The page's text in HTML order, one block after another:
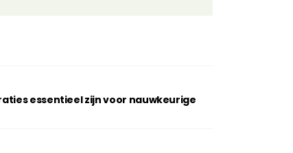
essentieel zijn voor nauwkeurige